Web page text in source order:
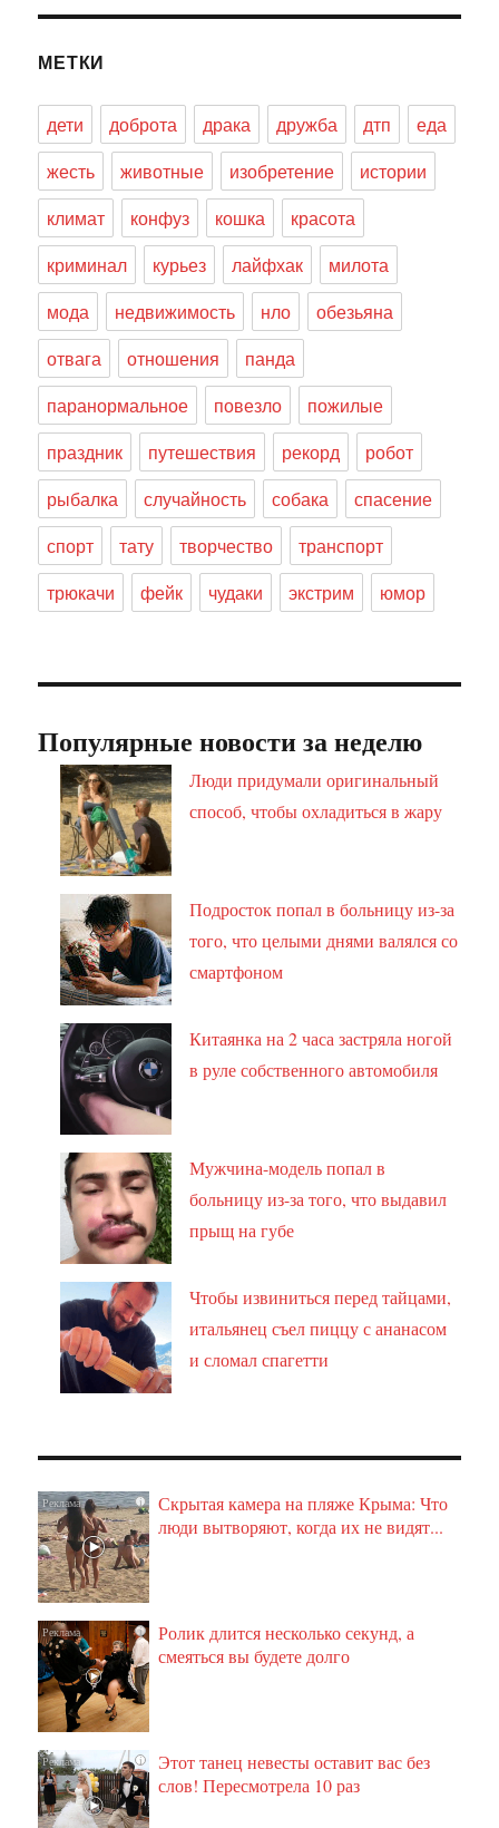
МЕТКИ
дети доброта драка дружба дтп
еда
жесть
животные изобретение
истории
климат
конфуз кошка
красота
криминал
курьез лайфхак
милота
мода
недвижимость нло
обезьяна
отвага
отношения
панда
паранормальное
повезло
пожилые
праздник
путешествия рекорд
робот
рыбалка
случайность собака
спасение
спорт
тату творчество
транспорт
трюкачи
фейк чудаки экстрим юмор
Популярные новости за неделю
Люди придумали оригинальный
способ, чтобы охладиться в жару
Подросток попал в больницу из-за
того, что целыми днями валялся со
смартфоном
Китаянка на 2 часа застряла ногой
в руле собственного автомобиля
Мужчина-модель попал в
больницу из-за того, что выдавил
прыщ на губе
Чтобы извиниться перед тайцами,
итальянец съел пиццу с ананасом
и сломал спагетти
i
Скрытая камера на пляже Крыма: Что
люди вытворяют, когда их не видят...
i
Ролик длится несколько секунд, а
смеяться вы будете долго
i
Этот танец невесты оставит вас без
слов! Пересмотрела 10 раз